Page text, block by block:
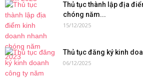
Thủ tục thành lập địa
chóng năm...
15/12/2025
Thủ tục đăng ký kinh
06/12/2025